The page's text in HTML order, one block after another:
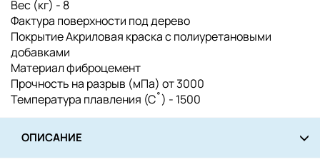
Вес (кг) - 8
Фактура поверхности под дерево
Покрытие Акриловая краска с полиуретановыми
добавками
Материал фиброцемент
Прочность на разрыв (мПа) от 3000
Температура плавления (С˚) - 1500
ОПИСАНИЕ